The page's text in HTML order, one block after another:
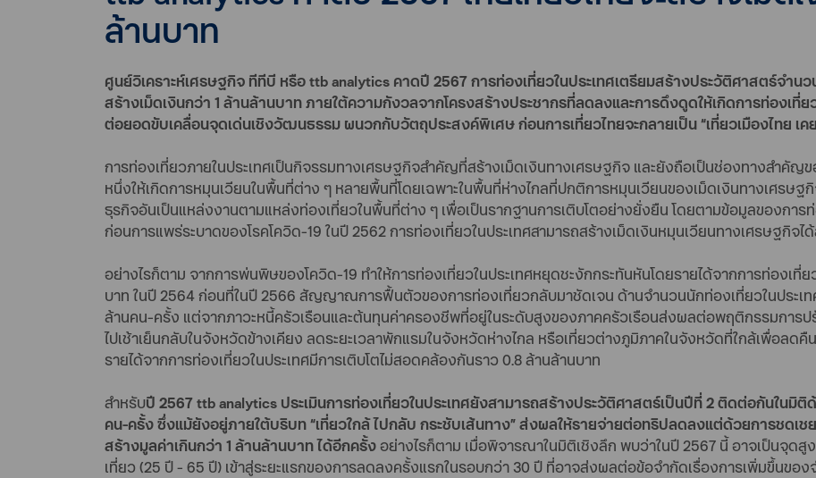
ล้านบาท
ศูนย์วิเคราะห์เศรษฐกิจ ทีทีบี หรือ ttb analytics คาดปี 2567 การท่องเที่ยวในประเทศเตรียมสร้างประวัติศาสตร์จำน
สร้างเม็ดเงินกว่า 1 ล้านล้านบาท ภายใต้ความกังวลจากโครงสร้างประชากรที่ลดลงและการดึงดูดให้เกิดการท่องเ
ต่อยอดขับเคลื่อนจุดเด่นเชิงวัฒนธรรม ผนวกกับวัตถุประสงค์พิเศษ ก่อนการเที่ยวไทยจะกลายเป็น “เที่ยวเมืองไทย เค
การท่องเที่ยวภายในประเทศเป็นกิจรรมทางเศรษฐกิจสำคัญที่สร้างเม็ดเงินทางเศรษฐกิจ และยังถือเป็นช่องทางสำคัญ
หนึ่งให้เกิดการหมุนเวียนในพื้นที่ต่าง ๆ หลายพื้นที่โดยเฉพาะในพื้นที่ห่างไกลที่ปกติการหมุนเวียนของเม็ดเงินทางเศรษฐ
ธุรกิจอันเป็นแหล่งงานตามแหล่งท่องเที่ยวในพื้นที่ต่าง ๆ เพื่อเป็นรากฐานการเติบโตอย่างยั่งยืน โดยตามข้อมูลของการ
ก่อนการแพร่ระบาดของโรคโควิด-19 ในปี 2562 การท่องเที่ยวในประเทศสามารถสร้างเม็ดเงินหมุนเวียนทางเศรษฐกิจไ
อย่างไรก็ตาม จากการพ่นพิษของโควิด-19 ทำให้การท่องเที่ยวในประเทศหยุดชะงักกระทันหันโดยรายได้จากการท่องเที่
บาท ในปี 2564 ก่อนที่ในปี 2566 สัญญาณการฟื้นตัวของการท่องเที่ยวกลับมาชัดเจน ด้านจำนวนนักท่องเที่ยวในประเ
ล้านคน-ครั้ง แต่จากภาวะหนี้ครัวเรือนและต้นทุนค่าครองชีพที่อยู่ในระดับสูงของภาคครัวเรือนส่งผลต่อพฤติกรรมการป
ไปเช้าเย็นกลับในจังหวัดข้างเคียง ลดระยะเวลาพักแรมในจังหวัดห่างไกล หรือเที่ยวต่างภูมิภาคในจังหวัดที่ใกล้เพื่อล
รายได้จากการท่องเที่ยวในประเทศมีการเติบโตไม่สอดคล้องกันราว 0.8 ล้านล้านบาท
สำหรับปี 2567 ttb analytics ประเมินการท่องเที่ยวในประเทศยังสามารถสร้างประวัติศาสตร์เป็นปีที่ 2 ติดต่อกันในมิ
คน-ครั้ง ซึ่งแม้ยังอยู่ภายใต้บริบท “เที่ยวใกล้ ไปกลับ กระชับเส้นทาง” ส่งผลให้รายจ่ายต่อทริปลดลงแต่ด้วยการชดเ
สร้างมูลค่าเกินกว่า 1 ล้านล้านบาท ได้อีกครั้งอย่างไรก็ตาม เมื่อพิจารณาในมิติเชิงลึก พบว่าในปี 2567 นี้ อาจเป็นจุด
เที่ยว (25 ปี - 65 ปี) เข้าสู่ระยะแรกของการลดลงครั้งแรกในรอบกว่า 30 ปี ที่อาจส่งผลต่อข้อจำกัดเรื่องการเพิ่มขึ้นของ